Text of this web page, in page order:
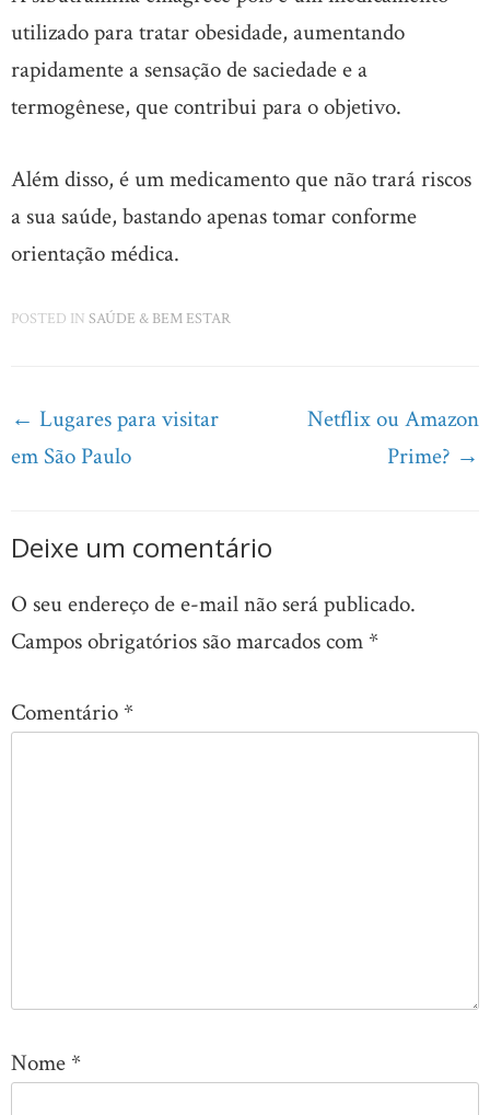
utilizado para tratar obesidade, aumentando
rapidamente a sensação de saciedade e a
termogênese, que contribui para o objetivo.
Além disso, é um medicamento que não trará riscos
a sua saúde, bastando apenas tomar conforme
orientação médica.
POSTED IN SAÚDE & BEM ESTAR
Post
navigation
← Lugares para visitar
em São Paulo
Netflix ou Amazon
Prime? →
Deixe um comentário
O seu endereço de e-mail não será publicado.
Campos obrigatórios são marcados com *
Comentário *
Nome *